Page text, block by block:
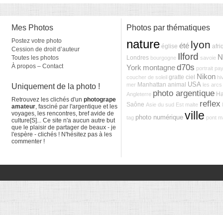
Mes Photos
Postez votre photo
Cession de droit d’auteur
Toutes les photos
À propos – Contact
Uniquement de la photo !
Retrouvez les clichés d'un photogrape
amateur, fasciné par l'argentique et les
voyages, les rencontres, bref avide de
culture[S]... Ce site n'a aucun autre but
que le plaisir de partager de beaux - je
l'espère - clichés ! N'hésitez pas à les
commenter !
Photos par thématiques
nature église été lyon
Londres bourgogne Ilford savoie
York montagned70s portrait
coucher de soleil gratte ciel Nikon
mer Manhattan animal USA les arcs
Angleterre photo argentique
Saône Asie du sud Est malte reflex
tag photo numérique ville pont